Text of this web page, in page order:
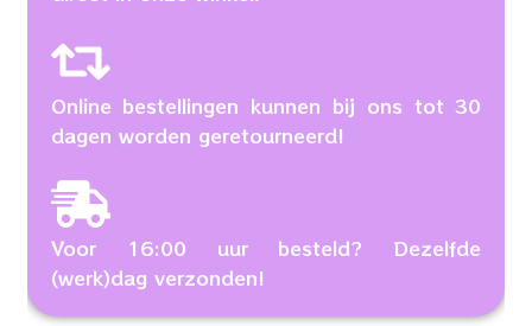
Online bestellingen kunnen bij ons tot 30
dagen worden geretourneerd!
Voor 16:00 uur besteld? Dezelfde
(werk)dag verzonden!